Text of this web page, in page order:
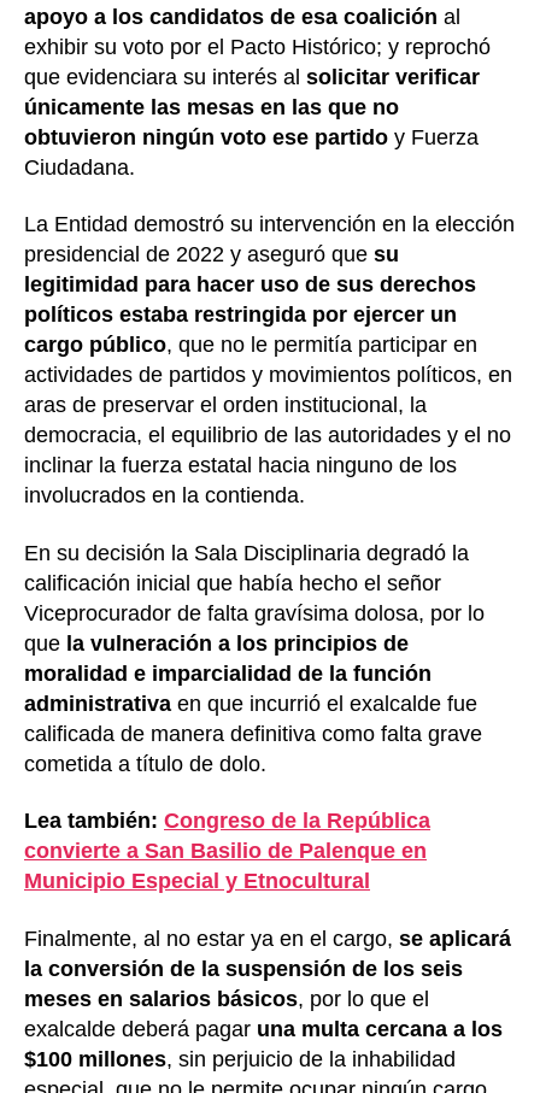
apoyo a los candidatos de esa coalición al
exhibir su voto por el Pacto Histórico; y reprochó
que evidenciara su interés al solicitar verificar
únicamente las mesas en las que no
obtuvieron ningún voto ese partido y Fuerza
Ciudadana.
La Entidad demostró su intervención en la elección
presidencial de 2022 y aseguró que su
legitimidad para hacer uso de sus derechos
políticos estaba restringida por ejercer un
cargo público, que no le permitía participar en
actividades de partidos y movimientos políticos, en
aras de preservar el orden institucional, la
democracia, el equilibrio de las autoridades y el no
inclinar la fuerza estatal hacia ninguno de los
involucrados en la contienda.
En su decisión la Sala Disciplinaria degradó la
calificación inicial que había hecho el señor
Viceprocurador de falta gravísima dolosa, por lo
que la vulneración a los principios de
moralidad e imparcialidad de la función
administrativa en que incurrió el exalcalde fue
calificada de manera definitiva como falta grave
cometida a título de dolo.
Lea también: Congreso de la República
convierte a San Basilio de Palenque en
Municipio Especial y Etnocultural
Finalmente, al no estar ya en el cargo, se aplicará
la conversión de la suspensión de los seis
meses en salarios básicos, por lo que el
exalcalde deberá pagar una multa cercana a los
$100 millones, sin perjuicio de la inhabilidad